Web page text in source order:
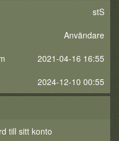
stS
Användare
2021-04-16 16:55
2024-12-10 00:55
till sitt konto